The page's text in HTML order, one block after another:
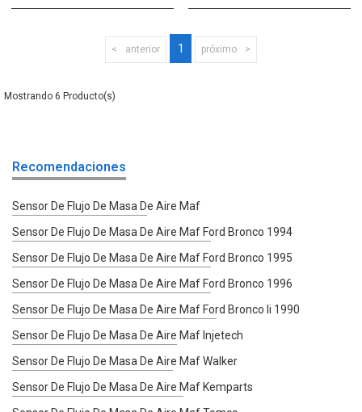
anterior 1 próximo
6
Recomendaciones
Sensor De Flujo De Masa De Aire Maf
Sensor De Flujo De Masa De Aire Maf Ford Bronco 1994
Sensor De Flujo De Masa De Aire Maf Ford Bronco 1995
Sensor De Flujo De Masa De Aire Maf Ford Bronco 1996
Sensor De Flujo De Masa De Aire Maf Ford Bronco Ii 1990
Sensor De Flujo De Masa De Aire Maf Injetech
Sensor De Flujo De Masa De Aire Maf Walker
Sensor De Flujo De Masa De Aire Maf Kemparts